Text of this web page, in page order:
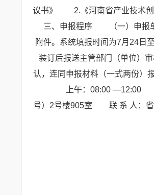
议书》
2.《河南省产业技术
三、申报程序
（一）申
附件。系统填报时间为7月24日至
装订后报送主管部门（单位）审
认，连同申报材料（一式两份）
上午：08:00 —12:00
号）2号楼905室
联 系 人：